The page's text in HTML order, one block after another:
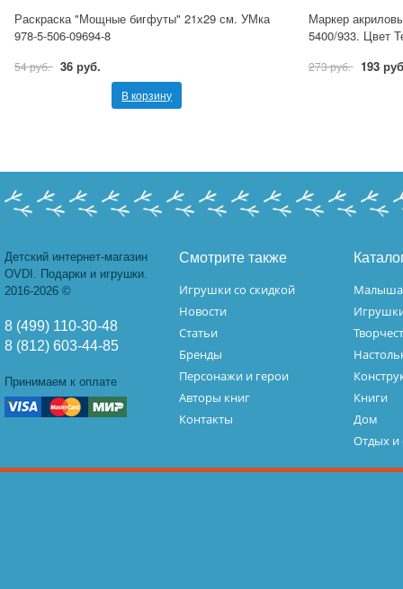
Раскраска "Мощные бигфуты" 21х29 см. УМка
978-5-506-09694-8
54 руб. 36 руб.
В корзину
Маркер
5400/933. Цвет
273 руб. 193
Детский интернет-магазин
OVDI. Подарки и игрушки.
2016-2026 ©
8 (499) 110-30-48
8 (812) 603-44-85
Принимаем к оплате
Смотрите также
Игрушки со скидкой
Новости
Статьи
Бренды
Персонажи и герои
Авторы книг
Контакты
Книги
Дом
Отдых и